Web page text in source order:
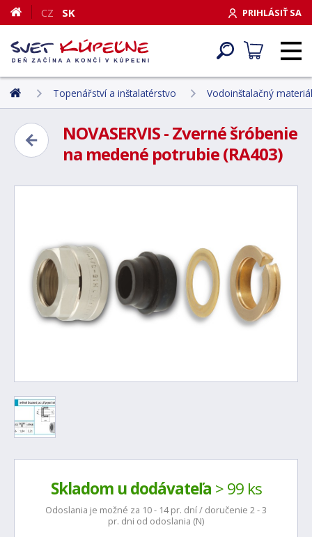
PRIHLÁSIŤ SA
CZ SK
Topenářství a inštalatérstvo Vodoinštalačný materiál
NOVASERVIS - Zverné šróbenie
na medené potrubie (RA403)
Skladom u dodávateľa > 99 ks
Odoslania je možné za 10 - 14 pr. dní / doručenie 2 - 3
pr. dni od odoslania (N)